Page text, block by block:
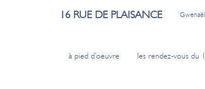
16 RUE DE PLAISANCE
à pied d’oeuvre les rendez-vous du